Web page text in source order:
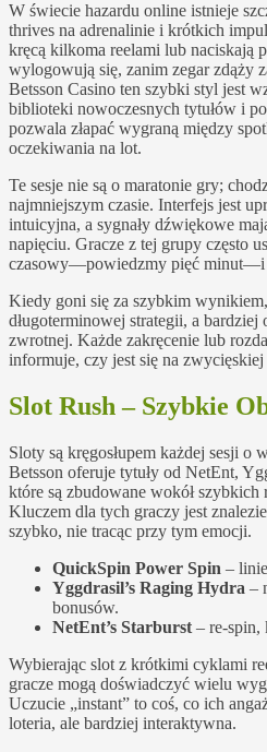
W świecie hazardu online istnieje
thrives na adrenalinie i krótkich
kręcą kilkoma reelami lub naciskają
wylogowują się, zanim zegar zdąży
Betsson Casino ten szybki styl jest
biblioteki nowoczesnych tytułów i
pozwala złapać wygraną między
oczekiwania na lot.
Te sesje nie są o maratonie gry;
najmniejszym czasie. Interfejs jest
intuicyjna, a sygnały dźwiękowe
napięciu. Gracze z tej grupy często
czasowy—powiedzmy pięć minut—i
Kiedy goni się za szybkim
długoterminowej strategii, a
zwrotnej. Każde zakręcenie lub
informuje, czy jest się na zwycięskiej
Slot Rush – Szybkie
Sloty są kręgosłupem każdej sesji o
Betsson oferuje tytuły od NetEnt,
które są zbudowane wokół
Kluczem dla tych graczy jest
szybko, nie tracąc przy tym emocji.
QuickSpin Power Spin –
Yggdrasil’s Raging Hydra –
bonusów.
NetEnt’s Starburst –
Wybierając slot z krótkimi cyklami
gracze mogą doświadczyć wielu
Uczucie „instant” to coś, co ich
loteria, ale bardziej interaktywna.